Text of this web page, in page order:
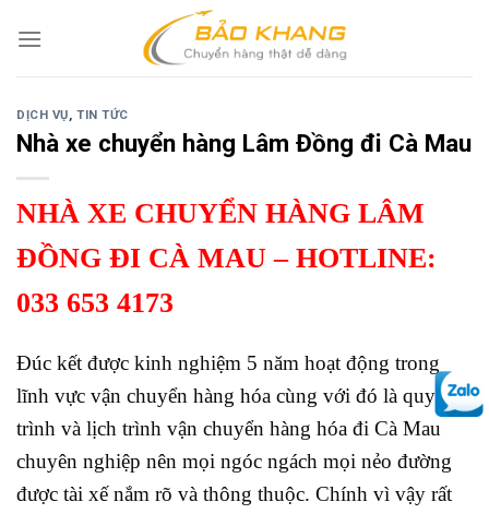
DỊCH VỤ,TIN TỨC
Nhà xe chuyển hàng Lâm Đồng đi Cà Mau
NHÀ XE CHUYỂN HÀNG LÂM
ĐỒNG ĐI CÀ MAU – HOTLINE:
033 653 4173
Đúc kết được kinh nghiệm 5 năm hoạt động trong
lĩnh vực vận chuyển hàng hóa cùng với đó là quy
trình và lịch trình vận chuyển hàng hóa đi Cà Mau
chuyên nghiệp nên mọi ngóc ngách mọi nẻo đường
được tài xế nắm rõ và thông thuộc. Chính vì vậy rất